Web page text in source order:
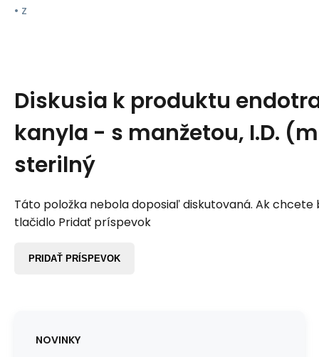
• z
Diskusia k produktu
kanyla - s manžetou, I.D.
sterilný
Táto položka nebola doposiaľ diskutovaná. Ak chcete
tlačidlo Pridať príspevok
PRIDAŤ PRÍSPEVOK
NOVINKY